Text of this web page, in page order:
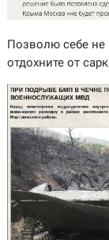
Позволю себе не
отдохните от